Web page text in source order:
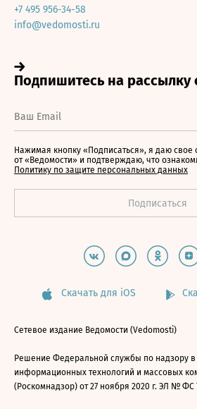
+7 495 956-34-58
info@vedomosti.ru
Нажимая кнопку «Подписаться», я даю свое
от «Ведомости» и подтверждаю, что
Политику по защите персональных данных
Скачать для iOS
Сетевое издание Ведомости (Vedomosti)
Решение Федеральной службы по надзору
информационных технологий и массовых
(Роскомнадзор) от 27 ноября 2020 г. ЭЛ № ФС